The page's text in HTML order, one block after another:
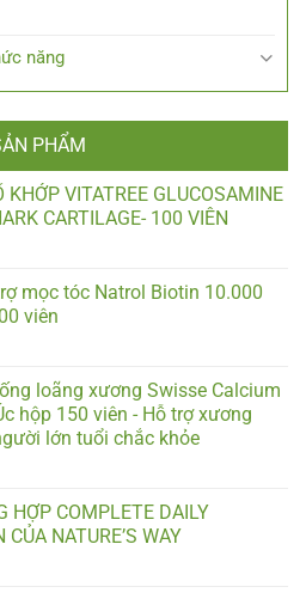
năng
PHẨM
KHỚP VITATREE GLUCOSAMINE
CARTILAGE- 100 VIÊN
mọc tóc Natrol Biotin 10.000
viên
loãng xương Swisse Calcium
hộp 150 viên - Hỗ trợ xương
lớn tuổi chắc khỏe
HỢP COMPLETE DAILY
NATURE’S WAY